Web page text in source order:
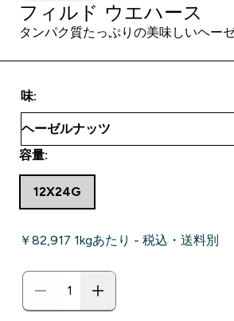
フィルド ウエハース
タンパク質たっぷりの美味しいヘー
味:
容量:
12X24G
￥82,917‎ 1kgあたり - 税込・送料別